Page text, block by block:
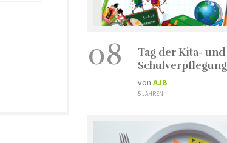
08
Tag der Kita- und
Schulverpflegung
von AJB
5 JAHREN